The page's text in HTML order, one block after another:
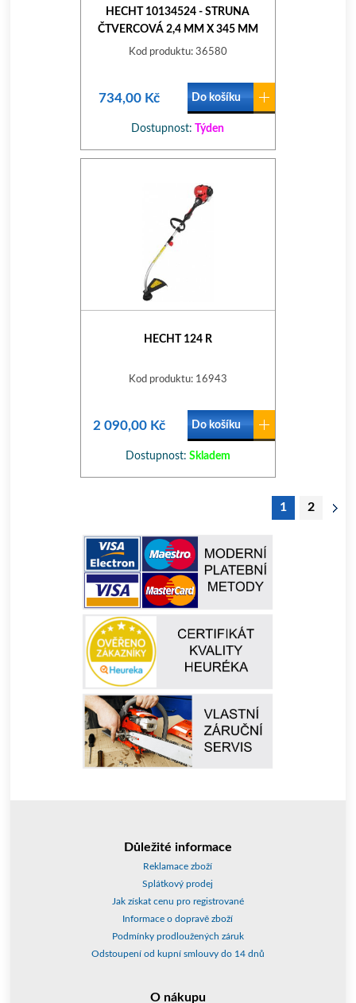
HECHT 10134524 - STRUNA
ČTVERCOVÁ 2,4 MM X 345 MM
Kod produktu: 36580
734,00 Kč Do košíku
Dostupnost: Týden
HECHT 124 R
Kod produktu: 16943
2 090,00 Kč Do košíku
Dostupnost: Skladem
1 2
Důležité informace
Reklamace zboží
Splátkový prodej
Jak získat cenu pro registrované
Informace o dopravě zboží
Podmínky prodloužených záruk
Odstoupení od kupní smlouvy do 14 dnů
O nákupu